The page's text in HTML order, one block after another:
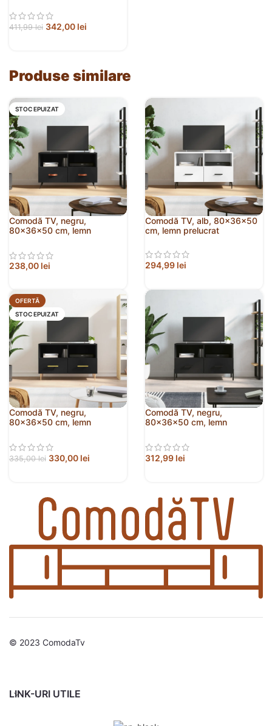
411,99lei 342,00 lei
Produse similare
STOC EPUIZAT
Comodă TV, negru,
80x36x50 cm, lemn
238,00 lei
Comodă TV, alb, 80x36x50
cm, lemn prelucrat
294,99 lei
OFERTĂ
STOC EPUIZAT
Comodă TV, negru,
80x36x50 cm, lemn
335,00lei 330,00 lei
Comodă TV, negru,
80x36x50 cm, lemn
312,99 lei
© 2023 ComodaTv
LINK-URI UTILE